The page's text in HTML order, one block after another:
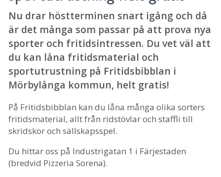
Nu drar höstterminen snart igång och då
är det många som passar på att prova nya
sporter och fritidsintressen. Du vet väl att
du kan låna fritidsmaterial och
sportutrustning på Fritidsbibblan i
Mörbylånga kommun, helt gratis!
På Fritidsbibblan kan du låna många olika sorters
fritidsmaterial, allt från ridstövlar och staffli till
skridskor och sällskapsspel.
Du hittar oss på Industrigatan 1 i Färjestaden
(bredvid Pizzeria Sorena).